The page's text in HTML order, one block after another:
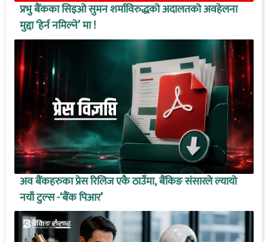
प्रभु बैंकका सिइओ सुमन शर्माविरुद्धको अदालतको अवहेलना
मुद्दा ‘हेर्न नमिल्ने’ मा !
अव बैंकहरुका प्रेस रिलिज एकै ठाउँमा, बैंकिङ संसारले ल्यायो
नयाँ टुल्स -‘बैंक पिआर’